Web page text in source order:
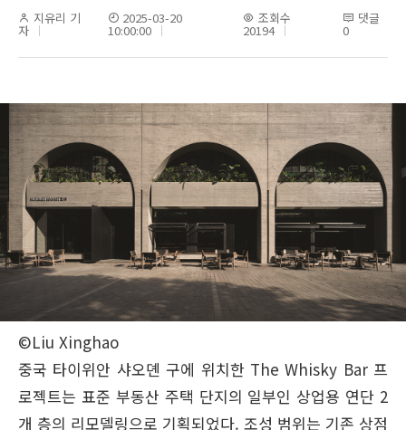
지유리 기
자
2025-03-20
10:00:00
조회수
20194
댓글
0
©Liu Xinghao
중국 타이위안 샤오뎬 구에 위치한 The Whisky Bar 프
로젝트는 표준 부동산 주택 단지의 일부인 상업용 연단 2
개 층의 리모델링으로 기획되었다. 조성 범위는 기존 상점